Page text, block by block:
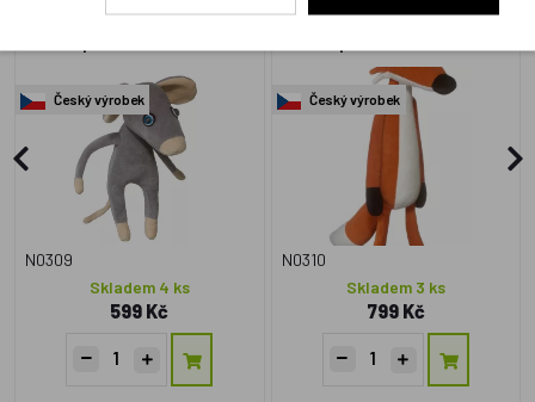
Noe, Myška Šupito - Myši
Český výrobek
N0309
Skladem 4 ks
599 Kč
Noe, Lišák Bělobřich - Myši
Český výrobek
N0310
Skladem 3 ks
799 Kč